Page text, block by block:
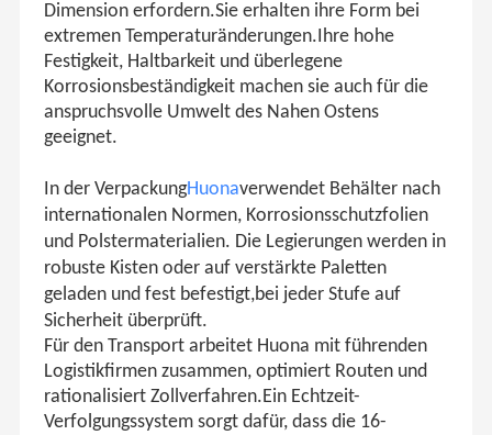
Dimension erfordern.Sie erhalten ihre Form bei
extremen Temperaturänderungen.Ihre hohe
Festigkeit, Haltbarkeit und überlegene
Korrosionsbeständigkeit machen sie auch für die
anspruchsvolle Umwelt des Nahen Ostens
geeignet.
In der VerpackungHuonaverwendet Behälter nach
internationalen Normen, Korrosionsschutzfolien
und Polstermaterialien. Die Legierungen werden in
robuste Kisten oder auf verstärkte Paletten
geladen und fest befestigt,bei jeder Stufe auf
Sicherheit überprüft.
Für den Transport arbeitet Huona mit führenden
Logistikfirmen zusammen, optimiert Routen und
rationalisiert Zollverfahren.Ein Echtzeit-
Verfolgungssystem sorgt dafür, dass die 16-